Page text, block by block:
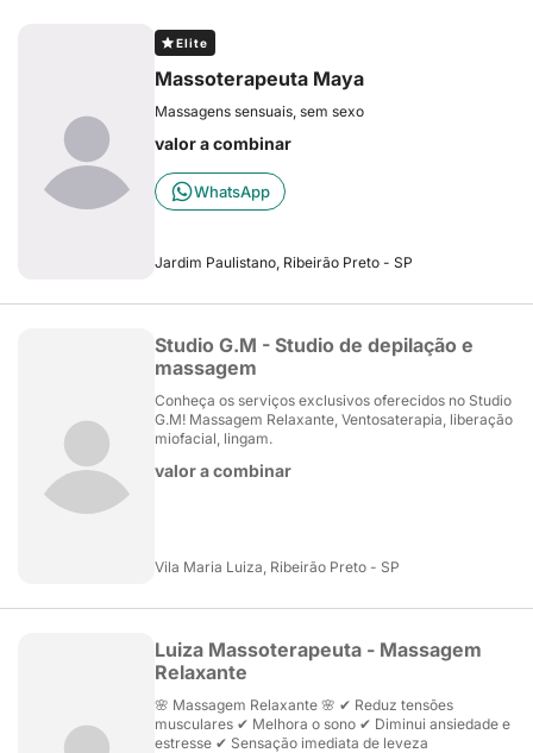
Elite
Massoterapeuta Maya
Massagens sensuais, sem sexo
valor a combinar
WhatsApp
Jardim Paulistano, Ribeirão Preto - SP
Studio G.M - Studio de depilação e
massagem
Conheça os serviços exclusivos oferecidos no Studio
G.M! Massagem Relaxante, Ventosaterapia, liberação
miofacial, lingam.
valor a combinar
Vila Maria Luiza, Ribeirão Preto - SP
Luiza Massoterapeuta - Massagem
Relaxante
🌸 Massagem Relaxante 🌸 ✔ Reduz tensões
musculares ✔ Melhora o sono ✔ Diminui ansiedade e
estresse ✔ Sensação imediata de leveza